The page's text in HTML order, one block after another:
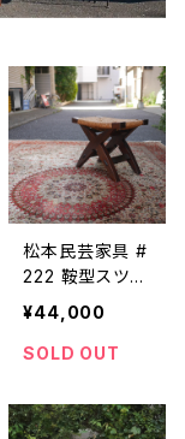
松本民芸家具 #
222 鞍型スツー
ル
¥44,000
SOLD OUT